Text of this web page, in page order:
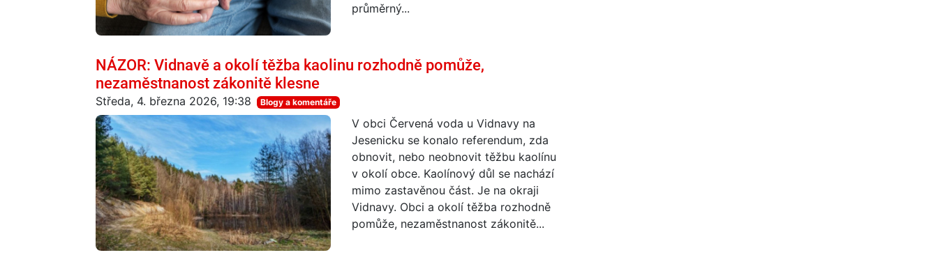
průměrný...
NÁZOR: Vidnavě a okolí těžba kaolinu rozhodně pomůže,
nezaměstnanost zákonitě klesne
Středa, 4. března 2026, 19:38 Blogy a komentáře
V obci Červená voda u Vidnavy na
Jesenicku se konalo referendum, zda
obnovit, nebo neobnovit těžbu kaolínu
v okolí obce. Kaolínový důl se nachází
mimo zastavěnou část. Je na okraji
Vidnavy. Obci a okolí těžba rozhodně
pomůže, nezaměstnanost zákonitě...